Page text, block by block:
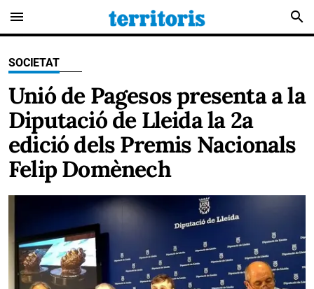
menu search
SOCIETAT
Unió de Pagesos presenta a la
Diputació de Lleida la 2a
edició dels Premis Nacionals
Felip Domènech